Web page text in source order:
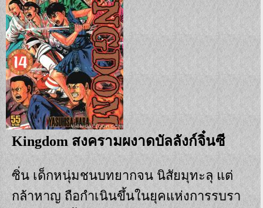
Kingdom สงครามผงาดบัลลังก์จิ๋นซี
ซิ่น เด็กหนุ่มชนบทยากจน นิสัยมุทะลุ แต่
กล้าหาญ ถือกำเนินขึ้นในยุคแห่งการรบรา